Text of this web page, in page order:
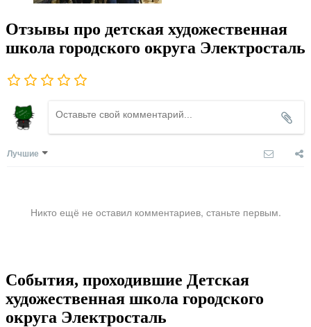
Отзывы про детская художественная
школа городского округа Электросталь
Лучшие
Никто ещё не оставил комментариев, станьте первым.
События, проходившие Детская
художественная школа городского
округа Электросталь